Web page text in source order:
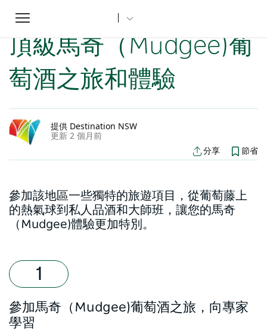
Toggle
navigation
家
頂級馬奇（Mudgee)葡
萄酒之旅和體驗
提供 Destination NSW
更新 2 個月前
分享 節省
參加該地區一些獨特的旅遊項目，從葡萄藤上
的熱氣球到私人品酒和大師班，讓您的馬奇
（Mudgee)體驗更加特別。
參加馬奇（Mudgee)葡萄酒之旅，向專家
學習